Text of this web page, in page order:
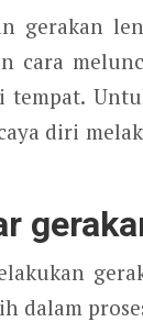
gerakan
cara
tempat.
diri
dalam